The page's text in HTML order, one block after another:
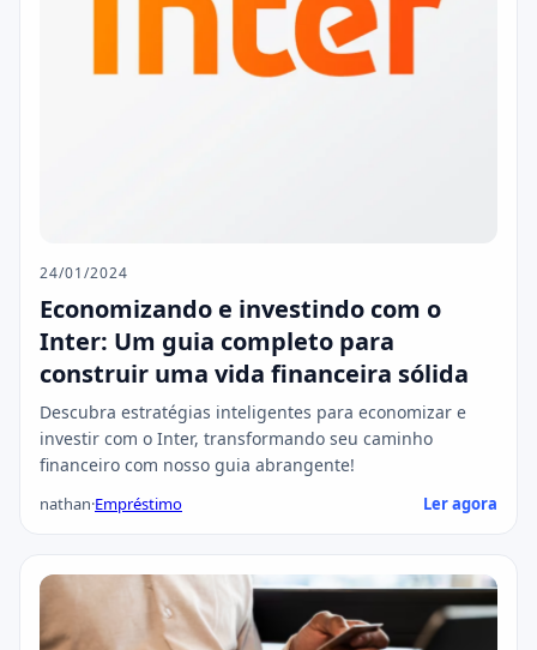
24/01/2024
Economizando e investindo com o
Inter: Um guia completo para
construir uma vida financeira sólida
Descubra estratégias inteligentes para economizar e
investir com o Inter, transformando seu caminho
financeiro com nosso guia abrangente!
nathan·Empréstimo Ler agora